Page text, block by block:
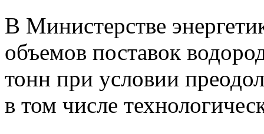
В Министерстве
объемов поставок
тонн при условии
в том числе